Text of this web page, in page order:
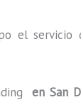
el servicio
en San